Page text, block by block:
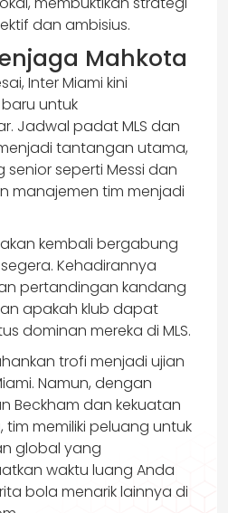
dan ambisius.
Mahkota
Inter Miami kini
untuk
Jadwal padat MLS dan
tantangan utama,
seperti Messi dan
manajemen tim menjadi
kembali bergabung
Kehadirannya
pertandingan kandang
apakah klub dapat
dominan mereka di MLS.
trofi menjadi ujian
Namun, dengan
Beckham dan kekuatan
memiliki peluang untuk
global yang
waktu luang Anda
bola menarik lainnya di